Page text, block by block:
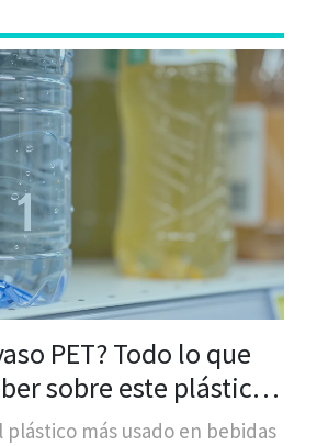
PET? Todo lo que
sobre este plástico
bebidas
plástico más usado en bebidas